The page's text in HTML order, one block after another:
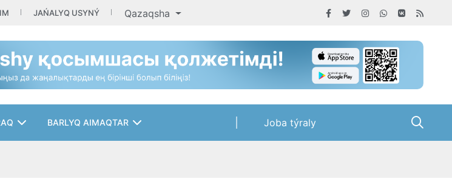
JAŃALYQ USYNÝ Qazaqsha
BARLYQ AIMAQTAR Joba týraly